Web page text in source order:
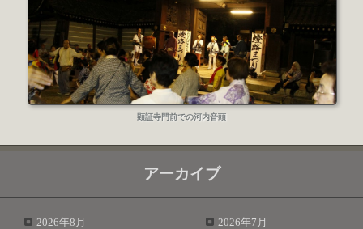
顕証寺門前での河内音頭
アーカイブ
2026年8月 2026年7月